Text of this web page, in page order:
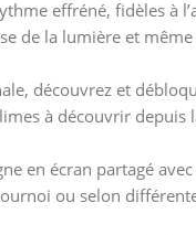
effréné, fidèles à
de la lumière et
découvrez et
à découvrir depuis
en écran partagé
ou selon